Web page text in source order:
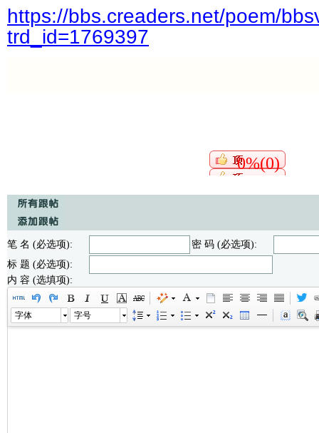
https://bbs.creaders.net/poem/
trd_id=1769397
0%(0)
笔 名 (必选项):
密 码 (必选项):
标 题 (必选项):
内 容 (选填项):
字体 字号